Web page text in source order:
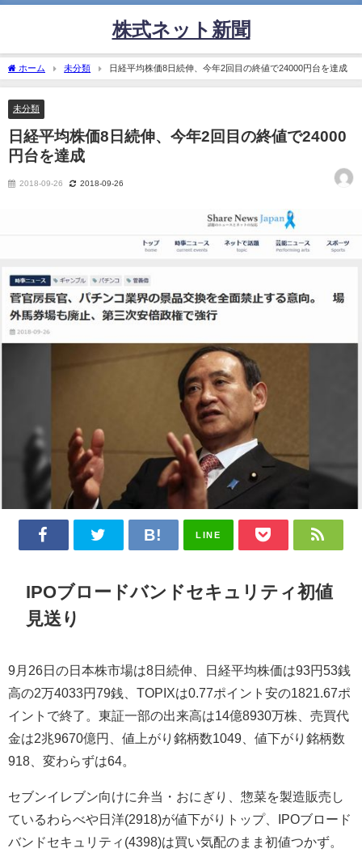
株式ネット新聞
ホーム 未分類 日経平均株価8日続伸、今年2回目の終値で24000円台を達成
未分類
日経平均株価8日続伸、今年2回目の終値で24000
円台を達成
2018-09-26 2018-09-26
LINE
IPOブロードバンドセキュリティ初値
見送り
9月26日の日本株市場は8日続伸、日経平均株価は93円53銭
高の2万4033円79銭、TOPIXは0.77ポイント安の1821.67ポ
イントで終了。東証一部の出来高は14億8930万株、売買代
金は2兆9670億円、値上がり銘柄数1049、値下がり銘柄数
918、変わらずは64。
セブンイレブン向けに弁当・おにぎり、惣菜を製造販売し
ているわらべや日洋(2918)が値下がりトップ、IPOブロード
バンドセキュリティ(4398)は買い気配のまま初値つかず。